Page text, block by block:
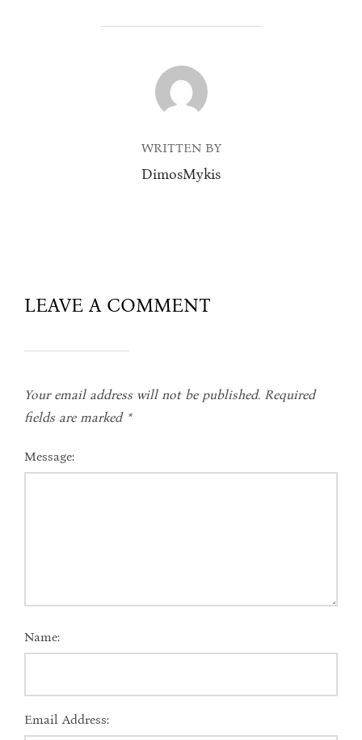
POST AUTHOR
WRITTEN BY
DimosMykis
LEAVE A COMMENT
Your email address will not be published. Required
fields are marked *
Message:
Name:
Email Address: